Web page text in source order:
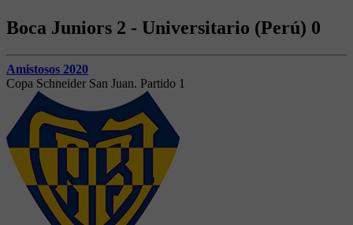
Boca Juniors 2 - Universitario (Perú) 0
Amistosos 2020
Copa Schneider San Juan. Partido 1